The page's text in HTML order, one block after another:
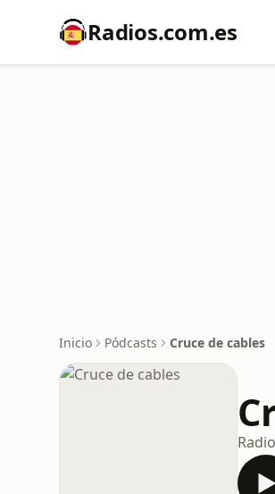
Radios.com.es
Inicio Pódcasts Cruce de cables